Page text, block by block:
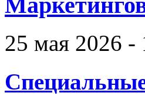
25 мая 2026